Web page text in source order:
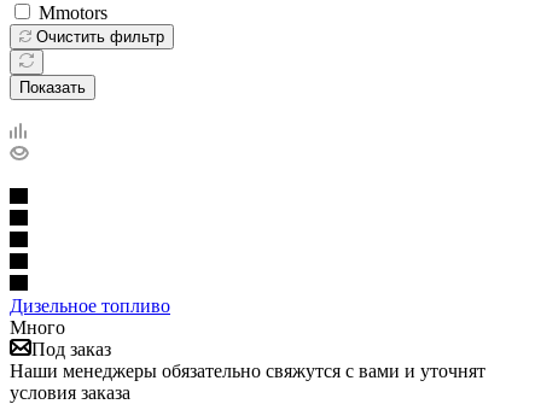
Mmotors
Очистить фильтр
Показать
Дизельное топливо
Много
Под заказ
Наши менеджеры обязательно свяжутся с вами и уточнят
условия заказа